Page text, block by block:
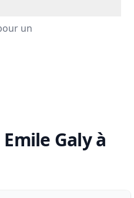
un
Galy à